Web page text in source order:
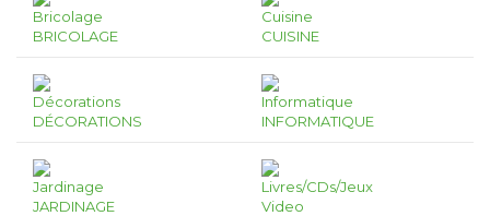
BRICOLAGE CUISINE
DÉCORATIONS INFORMATIQUE
JARDINAGE